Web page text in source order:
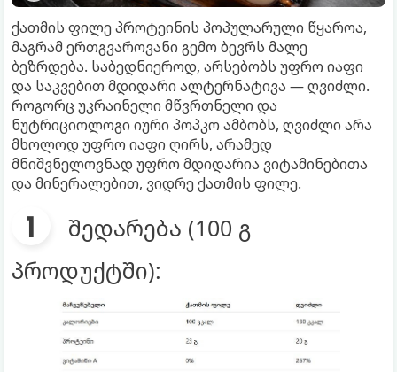
ქათმის ფილე პროტეინის პოპულარული წყაროა,
მაგრამ ერთგვაროვანი გემო ბევრს მალე
ბეზრდება. საბედნიეროდ, არსებობს უფრო იაფი
და საკვებით მდიდარი ალტერნატივა — ღვიძლი.
როგორც უკრაინელი მწვრთნელი და
ნუტრიციოლოგი იური პოპკო ამბობს, ღვიძლი არა
მხოლოდ უფრო იაფი ღირს, არამედ
მნიშვნელოვნად უფრო მდიდარია ვიტამინებითა
და მინერალებით, ვიდრე ქათმის ფილე.
შედარება (100 გ
პროდუქტში):